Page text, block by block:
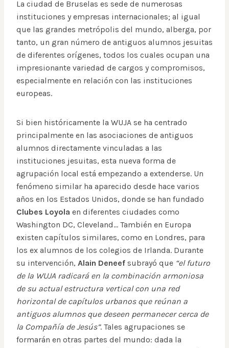
La ciudad de Bruselas es sede de numerosas
instituciones y empresas internacionales; al igual
que las grandes metrópolis del mundo, alberga, por
tanto, un gran número de antiguos alumnos jesuitas
de diferentes orígenes, todos los cuales ocupan una
impresionante variedad de cargos y compromisos,
especialmente en relación con las instituciones
europeas.
Si bien históricamente la WUJA se ha centrado
principalmente en las asociaciones de antiguos
alumnos directamente vinculadas a las
instituciones jesuitas, esta nueva forma de
agrupación local está empezando a extenderse. Un
fenómeno similar ha aparecido desde hace varios
años en los Estados Unidos, donde se han fundado
Clubes Loyola en diferentes ciudades como
Washington DC, Cleveland… También en Europa
existen capítulos similares, como en Londres, para
los ex alumnos de los colegios de Irlanda. Durante
su intervención, Alain Deneef subrayó que “el futuro
de la WUJA radicará en la combinación armoniosa
de su actual estructura vertical con una red
horizontal de capítulos urbanos que reúnan a
antiguos alumnos que deseen permanecer cerca de
la Compañía de Jesús”. Tales agrupaciones se
formarán en otras partes del mundo: dada la